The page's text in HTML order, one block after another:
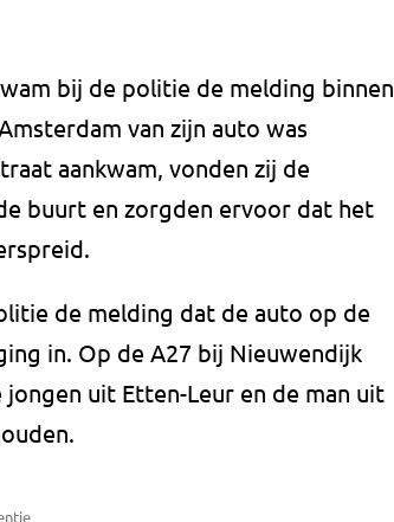
bij de politie de melding binnen
van zijn auto was
aankwam, vonden zij de
buurt en zorgden ervoor dat het
de melding dat de auto op de
in. Op de A27 bij Nieuwendijk
uit Etten-Leur en de man uit